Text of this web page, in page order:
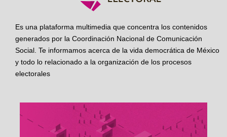
Es una plataforma multimedia que concentra los contenidos
generados por la Coordinación Nacional de Comunicación
Social. Te informamos acerca de la vida democrática de México
y todo lo relacionado a la organización de los procesos
electorales